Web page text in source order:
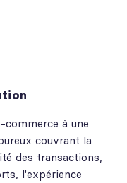
à une
couvrant la
des transactions,
l'expérience